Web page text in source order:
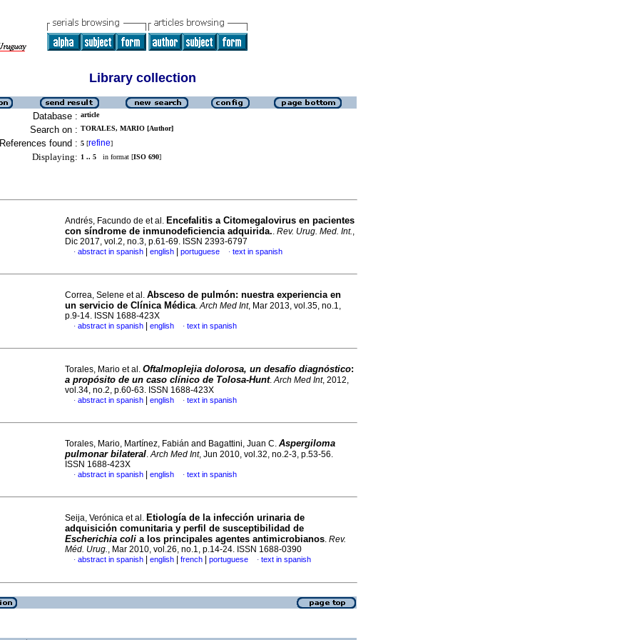
Library collection
Database : article
Search on : TORALES, MARIO [Author]
References found : 5 [refine]
Displaying: 1 .. 5 in format [ISO 690]
Andrés, Facundo de et al. Encefalitis a Citomegalovirus en pacientes
con síndrome de inmunodeficiencia adquirida.. Rev. Urug. Med. Int.,
Dic 2017, vol.2, no.3, p.61-69. ISSN 2393-6797
· abstract in spanish english portuguese · text in spanish
Correa, Selene et al. Absceso de pulmón: nuestra experiencia en
un servicio de Clínica Médica.Arch Med Int, Mar 2013, vol.35, no.1,
p.9-14. ISSN 1688-423X
· abstract in spanish english · text in spanish
Torales, Mario et al. Oftalmoplejia dolorosa, un desafío diagnóstico:
a propósito de un caso clínico de Tolosa-Hunt.Arch Med Int, 2012,
vol.34, no.2, p.60-63. ISSN 1688-423X
· abstract in spanish english · text in spanish
Torales, Mario, Martínez, Fabián and Bagattini, Juan C. Aspergiloma
pulmonar bilateral.Arch Med Int, Jun 2010, vol.32, no.2-3, p.53-56.
ISSN 1688-423X
· abstract in spanish english · text in spanish
Seija, Verónica et al. Etiología de la infección urinaria de
adquisición comunitaria y perfil de susceptibilidad de
Escherichia coli a los principales agentes antimicrobianos. Rev.
Méd. Urug., Mar 2010, vol.26, no.1, p.14-24. ISSN 1688-0390
· abstract in spanish english french portuguese · text in spanish